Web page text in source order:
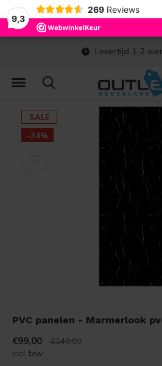
9,3
269 Reviews
Levertijd 1-2
SALE
-34%
PVC panelen - Marmerlook
€99,00
€149,00
Incl. btw